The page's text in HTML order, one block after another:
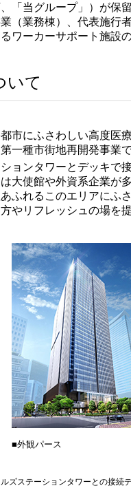
「当グループ」）が保
（業務棟）、代表施行
ワーカーサポート施設
いて
市にふさわしい高度医
一種市街地再開発事業
ョンタワーとデッキで
大使館や外資系企業が
ふれるこのエリアにふ
やリフレッシュの場を
■外観パース
ズステーションタワーとの接続